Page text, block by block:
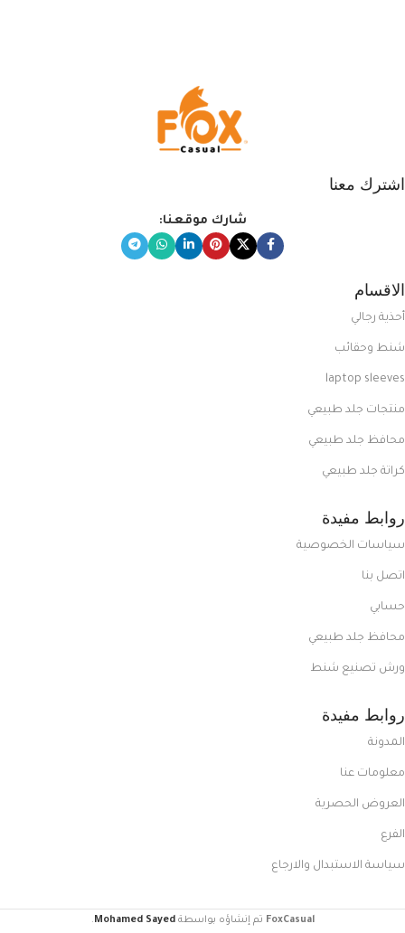
اشترك معنا
شارك موقعنا:
الاقسام
أحذية رجالي
شنط وحقائب
laptop sleeves
منتجات جلد طبيعي
محافظ جلد طبيعي
كراتة جلد طبيعي
روابط مفيدة
سياسات الخصوصية
اتصل بنا
حسابي
محافظ جلد طبيعي
ورش تصنيع شنط
روابط مفيدة
المدونة
معلومات عنا
العروض الحصرية
الفرع
سياسة الاستبدال والارجاع
FoxCasual تم إنشاؤه بواسطةMohamed Sayed
.